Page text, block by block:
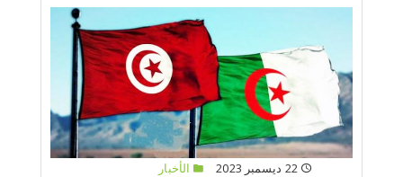
22 ديسمبر 2023
الأخبار